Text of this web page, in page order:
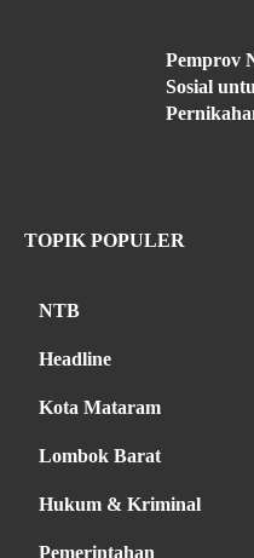
Pemprov
Sosial
TOPIK POPULER
NTB
Headline
Kota Mataram
Lombok Barat
Hukum & Kriminal
Pemerintahan